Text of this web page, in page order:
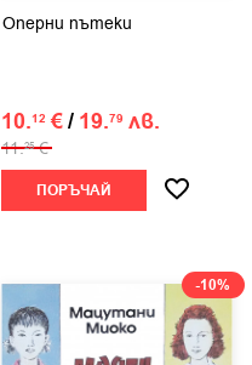
Оперни пътеки
10.12 €/ 19.79 лв.
11.25 €
ПОРЪЧАЙ
-10%